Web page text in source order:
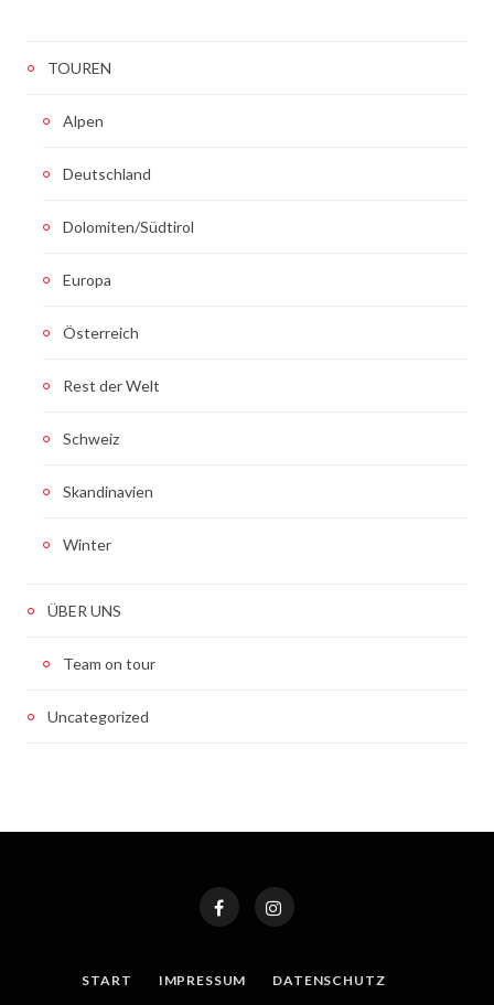
TOUREN
Alpen
Deutschland
Dolomiten/Südtirol
Europa
Österreich
Rest der Welt
Schweiz
Skandinavien
Winter
ÜBER UNS
Team on tour
Uncategorized
START IMPRESSUM DATENSCHUTZ